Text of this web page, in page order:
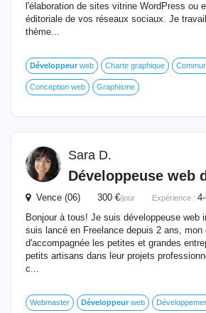
l'élaboration de sites vitrine WordPress ou
éditoriale de vos réseaux sociaux. Je
thème...
Développeur web Charte graphique
Conception web Graphisme
Sara D.
Développeuse web
Vence (06) 300 €/jour Expérience :
Bonjour à tous! Je suis développeuse web
suis lancé en Freelance depuis 2 ans, mon
d'accompagnée les petites et grandes
petits artisans dans leur projets
c...
Webmaster Développeur web